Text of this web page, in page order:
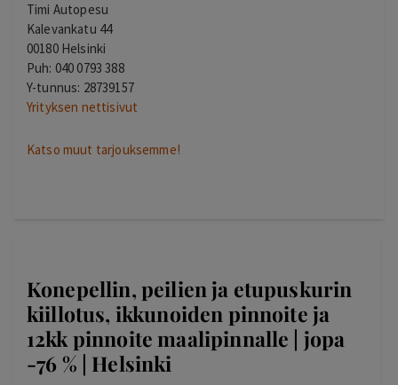
Timi Autopesu
Kalevankatu 44
00180 Helsinki
Puh: 040 0793 388
Y-tunnus: 28739157
Yrityksen nettisivut
Katso muut tarjouksemme!
Konepellin, peilien ja etupuskurin
kiillotus, ikkunoiden pinnoite ja
12kk pinnoite maalipinnalle | jopa
-76 % | Helsinki